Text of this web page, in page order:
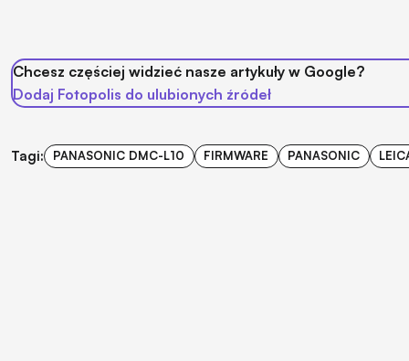
Chcesz częściej widzieć nasze artykuły w Google?
Dodaj Fotopolis do ulubionych źródeł
Tagi: PANASONIC DMC-L10 FIRMWARE PANASONIC